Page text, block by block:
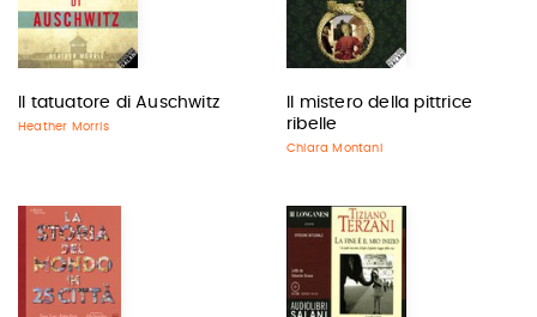
Il tatuatore di Auschwitz
Heather Morris
Il mistero della pittrice
ribelle
Chiara Montani